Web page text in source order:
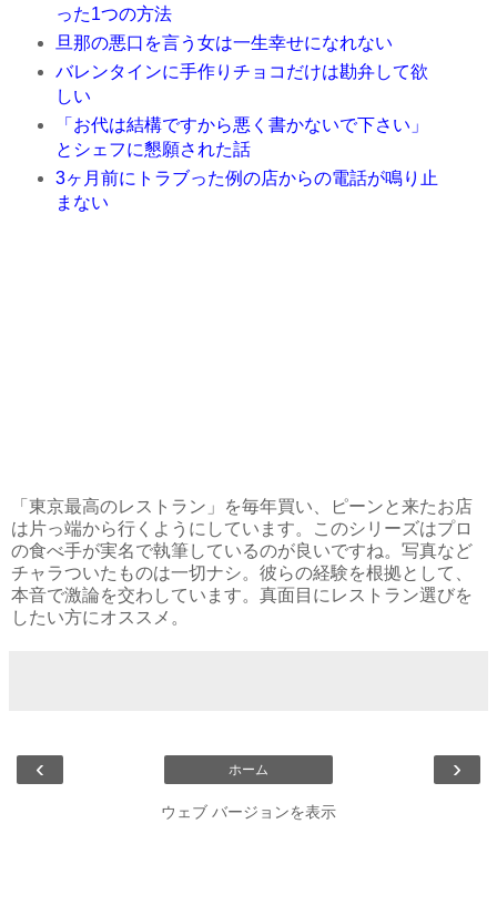
った1つの方法
旦那の悪口を言う女は一生幸せになれない
バレンタインに手作りチョコだけは勘弁して欲
しい
「お代は結構ですから悪く書かないで下さい」
とシェフに懇願された話
3ヶ月前にトラブった例の店からの電話が鳴り止
まない
「東京最高のレストラン」を毎年買い、ピーンと来たお店
は片っ端から行くようにしています。このシリーズはプロ
の食べ手が実名で執筆しているのが良いですね。写真など
チャラついたものは一切ナシ。彼らの経験を根拠として、
本音で激論を交わしています。真面目にレストラン選びを
したい方にオススメ。
‹ ›
ホーム
ウェブ バージョンを表示